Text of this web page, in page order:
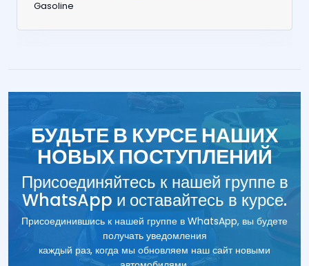
Gasoline
БУДЬТЕ В КУРСЕ НАШИХ
НОВЫХ ПОСТУПЛЕНИЙ
Присоединяйтесь к нашей группе в
WhatsApp и оставайтесь в курсе.
Присоединившись к нашей группе в WhatsApp, вы будете
получать уведомления
каждый раз, когда мы обновляем наш сайт новыми